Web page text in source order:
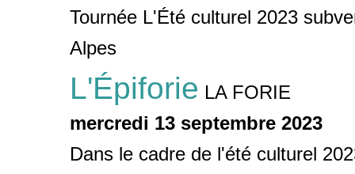
Tournée L'Été culturel 2023
Alpes
L'Épiforie LA FORIE
mercredi 13 septembre 2023
Dans le cadre de l'été culturel